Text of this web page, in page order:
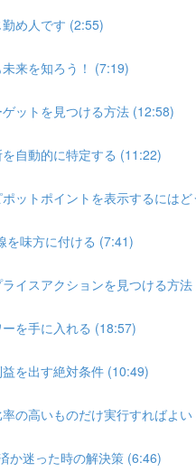
め人です (2:55)
来を知ろう！ (7:19)
ットを見つける方法 (12:58)
自動的に特定する (11:22)
ットポイントを表示するには
を味方に付ける (7:41)
イスアクションを見つける方
を手に入れる (18:57)
を出す絶対条件 (10:49)
の高いものだけ実行すればよ
か迷った時の解決策 (6:46)